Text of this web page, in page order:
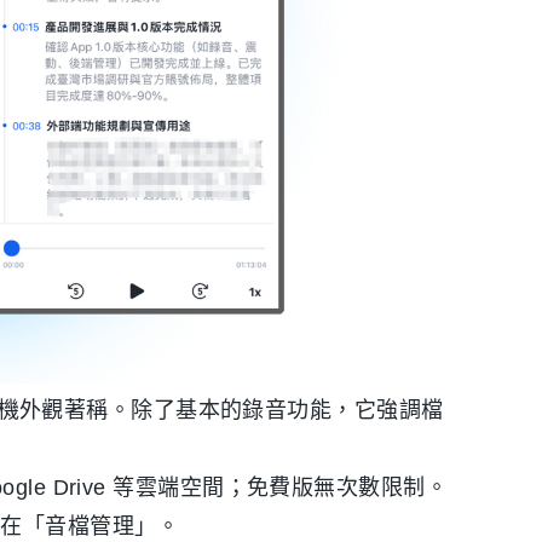
外觀著稱。除了基本的錄音功能，它強調檔
Drive 等雲端空間；免費版無次數限制。
「音檔管理」。